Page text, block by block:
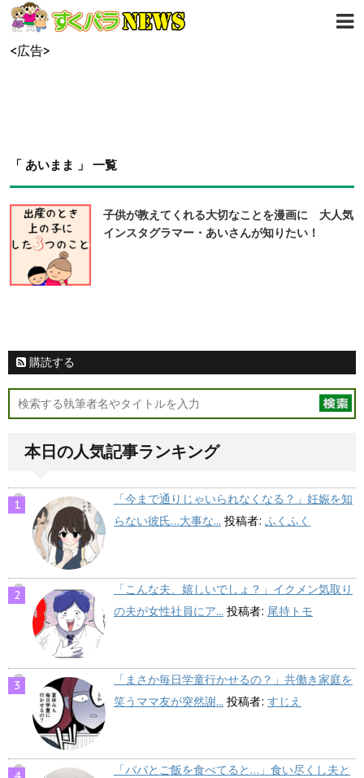
<広告>
「 あいまま 」 一覧
子供が教えてくれる大切なことを漫画に 大人気
インスタグラマー・あいさんが知りたい！
購読する
本日の人気記事ランキング
「今まで通りじゃいられなくなる？」妊娠を知
らない彼氏…大事な... 投稿者: ふくふく
「こんな夫、嬉しいでしょ？」イクメン気取り
の夫が女性社員にア... 投稿者: 尾持トモ
「まさか毎日学童行かせるの？」共働き家庭を
笑うママ友が突然謝... 投稿者: すじえ
「パパとご飯を食べてると…」食い尽くし夫と